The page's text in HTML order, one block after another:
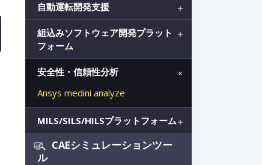
自動運転開発支援
組込みソフトウェア開発プラット
フォーム
安全性・信頼性分析
Ansys medini analyze
MILS/SILS/HILSプラットフォーム
CAEシミュレーションツー
ル